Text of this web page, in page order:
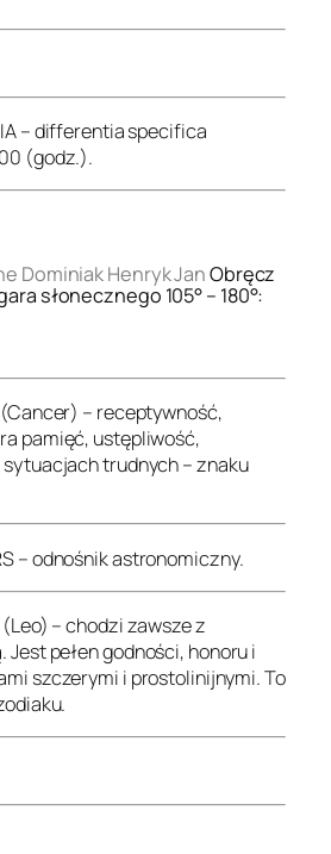
– differentia specifica
(godz.).
Dominiak Henryk JanObręcz
słonecznego 105° – 180°:
(Cancer) – receptywność,
pamięć, ustępliwość,
trudnych – znaku
– odnośnik astronomiczny.
(Leo) – chodzi zawsze z
Jest pełen godności, honoru i
szczerymi i prostolinijnymi. To